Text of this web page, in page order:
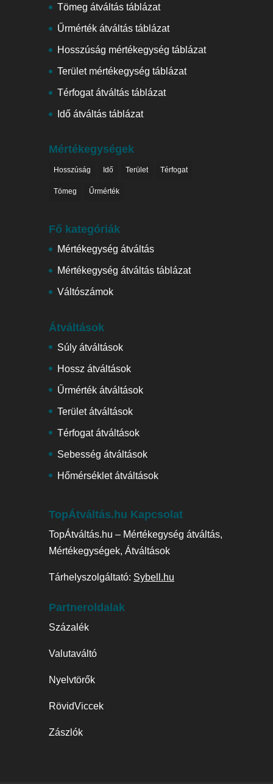
Tömeg átváltás táblázat
Űrmérték átváltás táblázat
Hosszúság mértékegység táblázat
Terület mértékegység táblázat
Térfogat átváltás táblázat
Idő átváltás táblázat
Mértékegységek
Hosszúság Idő Terület Térfogat
Tömeg Űrmérték
Fő kategóriák
Mértékegység átváltás
Mértékegység átváltás táblázat
Váltószámok
Átváltások
Súly átváltások
Hossz átváltások
Űrmérték átváltások
Terület átváltások
Térfogat átváltások
Sebesség átváltások
Hőmérséklet átváltások
TopÁtváltás.hu Kapcsolat
TopÁtváltás.hu – Mértékegység átváltás,
Mértékegységek, Átváltások
Tárhelyszolgáltató: Sybell.hu
Partneroldalak
Százalék
Valutaváltó
Nyelvtörők
RövidViccek
Zászlók